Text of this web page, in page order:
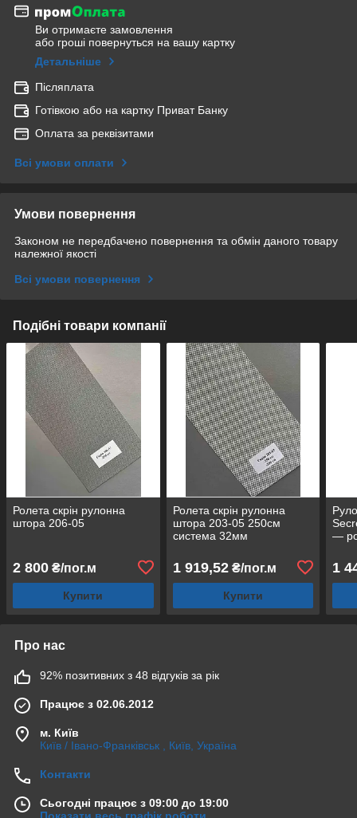
Ви отримаєте замовлення
або гроші повернуться на вашу картку
Детальніше
Післяплата
Готівкою або на картку Приват Банку
Оплата за реквізитами
Всі умови оплати
Умови повернення
Законом не передбачено повернення та обмін даного товару
належної якості
Всі умови повернення
Подібні товари компанії
Ролета скрін рулонна
штора 206-05
2 800 ₴/пог.м
Купити
Ролета скрін рулонна
штора 203-05 250см
система 32мм
1 919,52₴/пог.м
Купити
—
1
Про нас
92% позитивних з 48 відгуків за рік
Працює з 02.06.2012
м. Київ
Київ / Івано-Франківськ , Київ, Україна
Контакти
Сьогодні працює з 09:00 до 19:00